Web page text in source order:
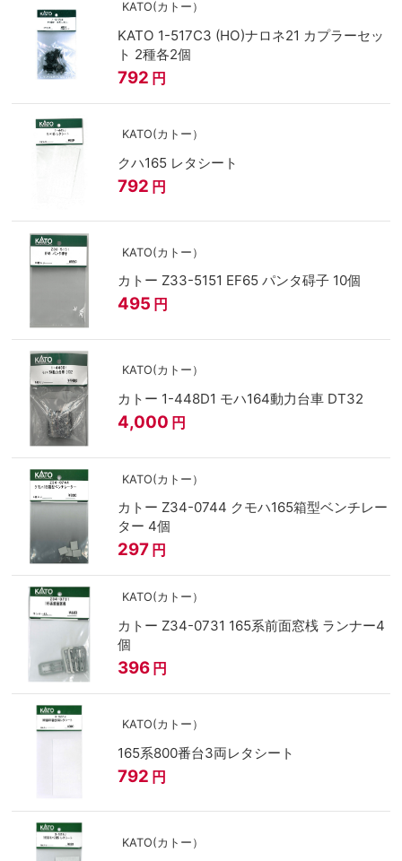
KATO(カトー）
KATO 1-517C3 (HO)ナロネ21 カプラーセッ
ト 2種各2個
792 円
KATO(カトー）
クハ165 レタシート
792 円
KATO(カトー）
カトー Z33-5151 EF65 パンタ碍子 10個
495 円
KATO(カトー）
カトー 1-448D1 モハ164動力台車 DT32
4,000 円
KATO(カトー）
カトー Z34-0744 クモハ165箱型ベンチレー
ター 4個
297 円
KATO(カトー）
カトー Z34-0731 165系前面窓桟 ランナー4
個
396 円
KATO(カトー）
165系800番台3両レタシート
792 円
KATO(カトー）